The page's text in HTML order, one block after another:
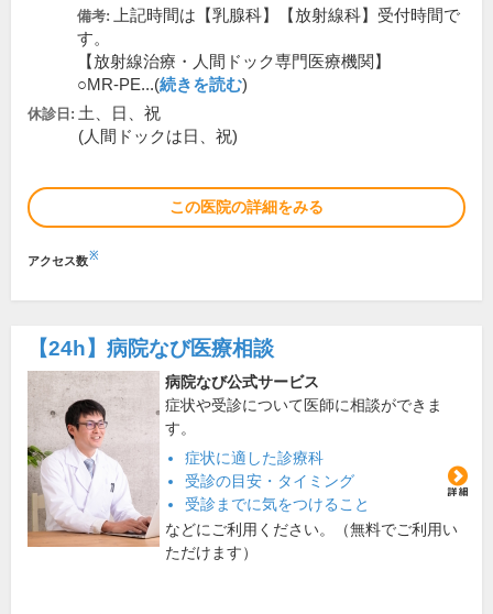
備考:
上記時間は【乳腺科】【放射線科】受付時間で
す。
【放射線治療・人間ドック専門医療機関】
○MR-PE...(続きを読む)
休診日: 土、日、祝
(人間ドックは日、祝)
この医院の詳細をみる
アクセス数※
【24h】 病院なび医療相談
病院なび公式サービス
症状や受診について医師に相談ができま
す。
症状に適した診療科
受診の目安・タイミング
受診までに気をつけること
などにご利用ください。（無料でご利用い
ただけます）